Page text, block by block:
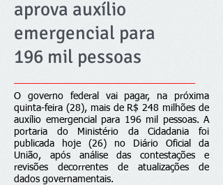
aprova auxílio
emergencial para
196 mil pessoas
O governo federal vai pagar, na próxima
quinta-feira (28), mais de R$ 248 milhões de
auxílio emergencial para 196 mil pessoas. A
portaria do Ministério da Cidadania foi
publicada hoje (26) no
Diário Oficial da
União, após análise das contestações e
revisões decorrentes de atualizações de
dados governamentais.